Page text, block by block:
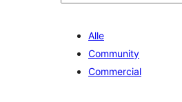
Alle
Community
Commercial